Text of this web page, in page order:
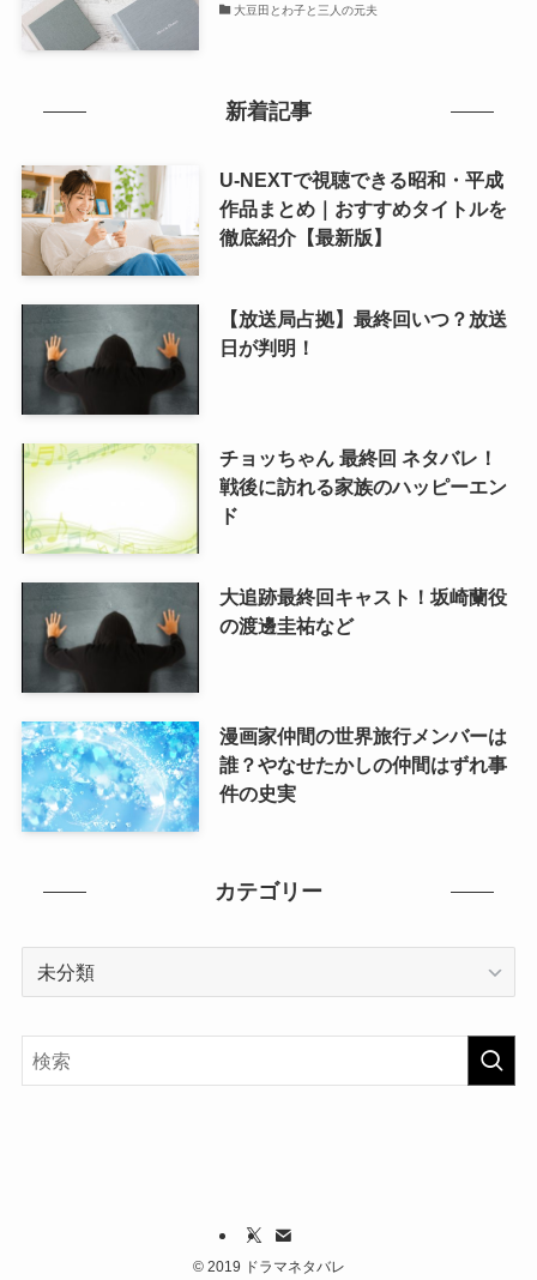
大豆田とわ子と三人の元夫
新着記事
U-NEXTで視聴できる昭和・平成
作品まとめ｜おすすめタイトルを
徹底紹介【最新版】
【放送局占拠】最終回いつ？放送
日が判明！
チョッちゃん 最終回 ネタバレ！
戦後に訪れる家族のハッピーエン
ド
大追跡最終回キャスト！坂崎蘭役
の渡邊圭祐など
漫画家仲間の世界旅行メンバーは
誰？やなせたかしの仲間はずれ事
件の史実
カテゴリー
リ
ー
©2019 ドラマネタバレ